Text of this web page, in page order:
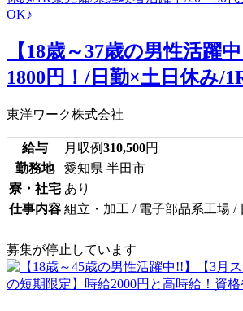
【18歳～37歳の男性活躍
1800円！/日勤×土日休み/
東洋ワーク株式会社
給与 月収例310,500円
勤務地
愛知県 半田市
寮・社宅 あり
仕事内容 組立・加工 / 電子部品系工場 /
募集が停止しています